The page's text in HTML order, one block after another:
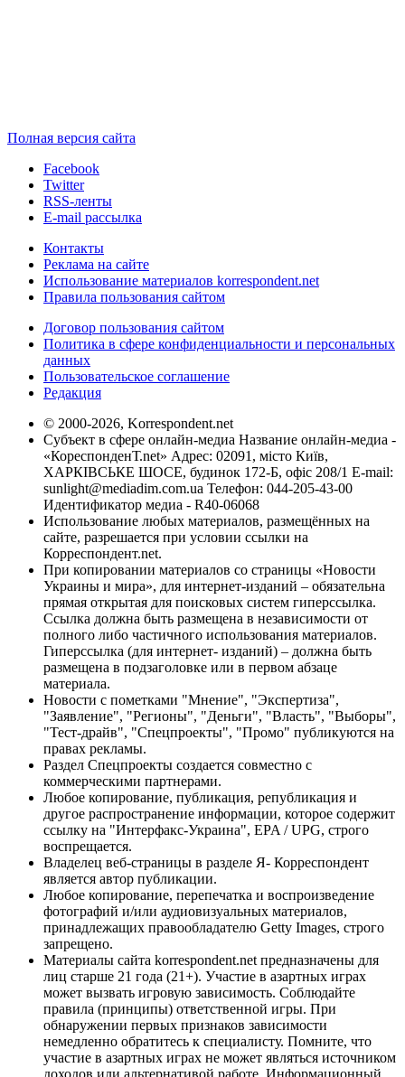
Полная версия сайта
Facebook
Twitter
RSS-ленты
E-mail рассылка
Контакты
Реклама на сайте
Использование материалов korrespondent.net
Правила пользования сайтом
Договор пользования сайтом
Политика в сфере конфиденциальности и персональных
данных
Пользовательское соглашение
Редакция
© 2000-2026, Korrespondent.net
Субъект в сфере онлайн-медиа Название онлайн-медиа -
«КореспонденТ.net» Адрес: 02091, місто Київ,
ХАРКІВСЬКЕ ШОСЕ, будинок 172-Б, офіс 208/1 E-mail:
sunlight@mediadim.com.ua Телефон: 044-205-43-00
Идентификатор медиа - R40-06068
Использование любых материалов, размещённых на
сайте, разрешается при условии ссылки на
Корреспондент.net.
При копировании материалов со страницы «Новости
Украины и мира», для интернет-изданий – обязательна
прямая открытая для поисковых систем гиперссылка.
Ссылка должна быть размещена в независимости от
полного либо частичного использования материалов.
Гиперссылка (для интернет- изданий) – должна быть
размещена в подзаголовке или в первом абзаце
материала.
Новости с пометками "Мнение", "Экспертиза",
"Заявление", "Регионы", "Деньги", "Власть", "Выборы",
"Тест-драйв", "Спецпроекты", "Промо" публикуются на
правах рекламы.
Раздел Спецпроекты создается совместно с
коммерческими партнерами.
Любое копирование, публикация, републикация и
другое распространение информации, которое содержит
ссылку на "Интерфакс-Украина", EPA / UPG, строго
воспрещается.
Владелец веб-страницы в разделе Я- Корреспондент
является автор публикации.
Любое копирование, перепечатка и воспроизведение
фотографий и/или аудиовизуальных материалов,
принадлежащих правообладателю Getty Images, строго
запрещено.
Материалы сайта korrespondent.net предназначены для
лиц старше 21 года (21+). Участие в азартных играх
может вызвать игровую зависимость. Соблюдайте
правила (принципы) ответственной игры. При
обнаружении первых признаков зависимости
немедленно обратитесь к специалисту. Помните, что
участие в азартных играх не может являться источником
доходов или альтернативой работе. Информационный